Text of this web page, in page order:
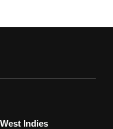
Indies